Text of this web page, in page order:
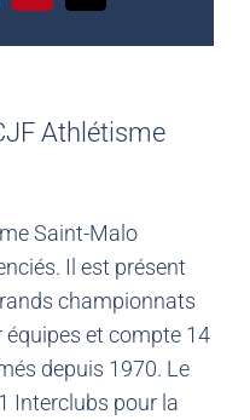
Athlétisme
Saint-Malo
Il est présent
championnats
équipes et compte 14
depuis 1970. Le
Interclubs pour la